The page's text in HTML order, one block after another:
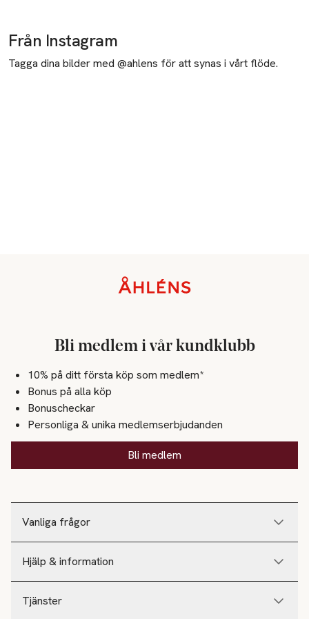
Från Instagram
Tagga dina bilder med @ahlens för att synas i vårt flöde.
Vanliga frågor
Hjälp & information
Tjänster
Bli medlem i vår kundklubb
10% på ditt första köp som medlem*
Bonus på alla köp
Bonuscheckar
Personliga & unika medlemserbjudanden
Bli medlem